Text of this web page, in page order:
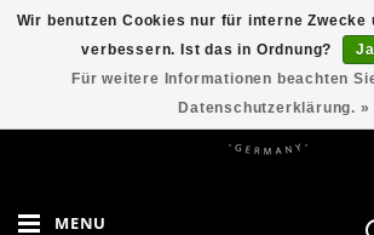
MENU
Wir benutzen Cookies nur für interne Zwecke
verbessern. Ist das in Ordnung?
Ja
Für weitere Informationen beachten
Datenschutzerklärung. »